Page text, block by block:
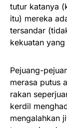
tutur katanya
itu) mereka
tersandar
kekuatan
Pejuang-
merasa putus
rakan
kerdil
mengalahkan